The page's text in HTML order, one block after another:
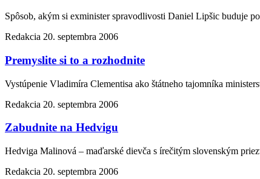
Spôsob, akým si exminister spravodlivosti Daniel Lipšic buduje
Redakcia 20. septembra 2006
Premyslite si to a rozhodnite
Vystúpenie Vladimíra Clementisa ako štátneho tajomníka
Redakcia 20. septembra 2006
Zabudnite na Hedvigu
Hedviga Malinová – maďarské dievča s írečitým slovenským
Redakcia 20. septembra 2006